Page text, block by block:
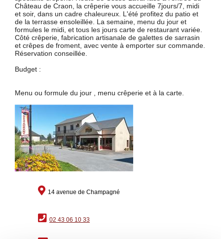
Château de Craon, la crêperie vous accueille 7jours/7, midi
et soir, dans un cadre chaleureux. L'été profitez du patio et
de la terrasse ensoleillée. La semaine, menu du jour et
formules le midi, et tous les jours carte de restaurant variée.
Côté crêperie, fabrication artisanale de galettes de sarrasin
et crêpes de froment, avec vente à emporter sur commande.
Réservation conseillée.
Budget :
Menu ou formule du jour , menu crêperie et à la carte.
14 avenue de Champagné
02 43 06 10 33